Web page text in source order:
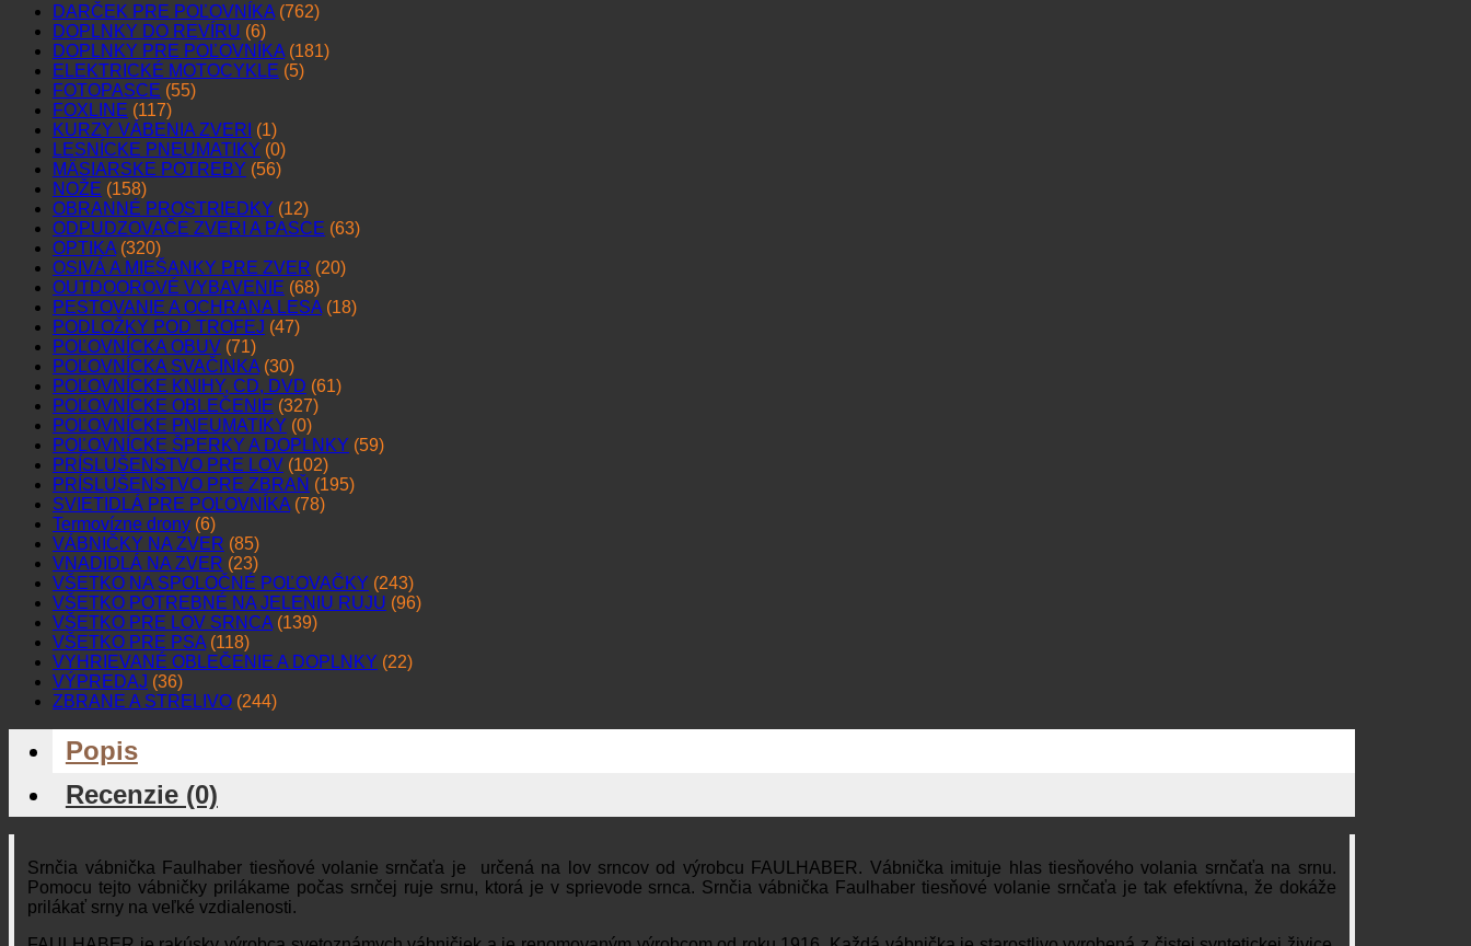
DARČEK PRE POĽOVNÍKA (762)
DOPLNKY DO REVÍRU (6)
DOPLNKY PRE POĽOVNÍKA (181)
ELEKTRICKÉ MOTOCYKLE (5)
FOTOPASCE (55)
FOXLINE (117)
KURZY VÁBENIA ZVERI (1)
LESNÍCKE PNEUMATIKY (0)
MÄSIARSKE POTREBY (56)
NOŽE (158)
OBRANNÉ PROSTRIEDKY (12)
ODPUDZOVAČE ZVERI A PASCE (63)
OPTIKA (320)
OSIVÁ A MIEŠANKY PRE ZVER (20)
OUTDOOROVÉ VYBAVENIE (68)
PESTOVANIE A OCHRANA LESA (18)
PODLOŽKY POD TROFEJ (47)
POĽOVNÍCKA OBUV (71)
POĽOVNÍCKA SVAČINKA (30)
POĽOVNÍCKE KNIHY, CD, DVD (61)
POĽOVNÍCKE OBLEČENIE (327)
POĽOVNÍCKE PNEUMATIKY (0)
POĽOVNÍCKE ŠPERKY A DOPLNKY (59)
PRÍSLUŠENSTVO PRE LOV (102)
PRÍSLUŠENSTVO PRE ZBRAŇ (195)
SVIETIDLÁ PRE POĽOVNÍKA (78)
Termovízne drony (6)
VÁBNIČKY NA ZVER (85)
VNADIDLÁ NA ZVER (23)
VŠETKO NA SPOLOČNÉ POĽOVAČKY (243)
VŠETKO POTREBNÉ NA JELENIU RUJU (96)
VŠETKO PRE LOV SRNCA (139)
VŠETKO PRE PSA (118)
VYHRIEVANÉ OBLEČENIE A DOPLNKY (22)
VÝPREDAJ (36)
ZBRANE A STRELIVO (244)
Popis
Recenzie (0)
Srnčia vábnička Faulhaber tiesňové volanie srnčaťa je určená na lov srncov od výrobcu FAULHABER. Vábnička imituje hlas tiesňového volania srnčaťa na srnu.
Pomocu tejto vábničky prilákame počas srnčej ruje srnu, ktorá je v sprievode srnca. Srnčia vábnička Faulhaber tiesňové volanie srnčaťa je tak efektívna, že dokáže
prilákať srny na veľké vzdialenosti.